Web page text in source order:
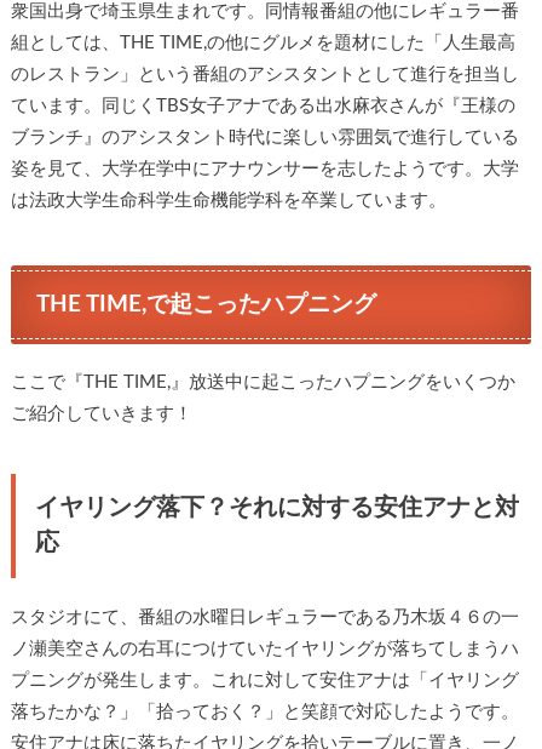
衆国出身で埼玉県生まれです。同情報番組の他にレギュラー番
組としては、THE TIME,の他にグルメを題材にした「人生最高
のレストラン」という番組のアシスタントとして進行を担当し
ています。同じくTBS女子アナである出水麻衣さんが『王様の
ブランチ』のアシスタント時代に楽しい雰囲気で進行している
姿を見て、大学在学中にアナウンサーを志したようです。大学
は法政大学生命科学生命機能学科を卒業しています。
THE TIME,で起こったハプニング
ここで『THE TIME,』放送中に起こったハプニングをいくつか
ご紹介していきます！
イヤリング落下？それに対する安住アナと対
応
スタジオにて、番組の水曜日レギュラーである乃木坂４６の一
ノ瀬美空さんの右耳につけていたイヤリングが落ちてしまうハ
プニングが発生します。これに対して安住アナは「イヤリング
落ちたかな？」「拾っておく？」と笑顔で対応したようです。
安住アナは床に落ちたイヤリングを拾いテーブルに置き、一ノ